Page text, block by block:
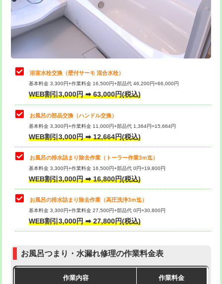
桝清掃 8,800円
止水・漏水調査・防水処理・清掃・修
理・調整・分解・加工など（軽作業）
止水・漏水調査・防水処理・清掃・修
理・調整・分解・加工など（中作業）
22,000円
止水・漏水調査・防水処理・清掃・修
理・調整・分解・加工など（重作業）
33,000円
トイレタンク脱着
トイレ便器脱着
タンクレストイレ脱着 33,000円
小便器トイレ脱着
その他部品の脱着 8,800円～
交換・取付（タンク）
交換・取付（普通便座） 11,000円+材料費
交換・取付（温水洗浄便座） 16,500円+材料費
浴室水栓交換（壁付サーモ 混合水栓）
基本料金 3,300円+作業料金 16,500円+部品代 46,200円=66,000円
WEB割引3,000円 ➡ 63,000円(税込)
お風呂の部品交換（ハンドル交換）
基本料金 3,300円+作業料金 11,000円+部品代 1,364円=15,664円
WEB割引3,000円 ➡ 12,664円(税込)
お風呂の排水詰まり除去作業（トーラー作業3ｍ迄）
基本料金 3,300円+作業料金 16,500円+部品代 0円=19,800円
WEB割引3,000円 ➡ 16,800円(税込)
お風呂の排水詰まり除去作業（高圧洗浄3ｍ迄）
基本料金 3,300円+作業料金 27,500円+部品代 0円=30,800円
WEB割引3,000円 ➡ 27,800円(税込)
お風呂つまり・水漏れ修理の作業料金表
作業内容 作業料金